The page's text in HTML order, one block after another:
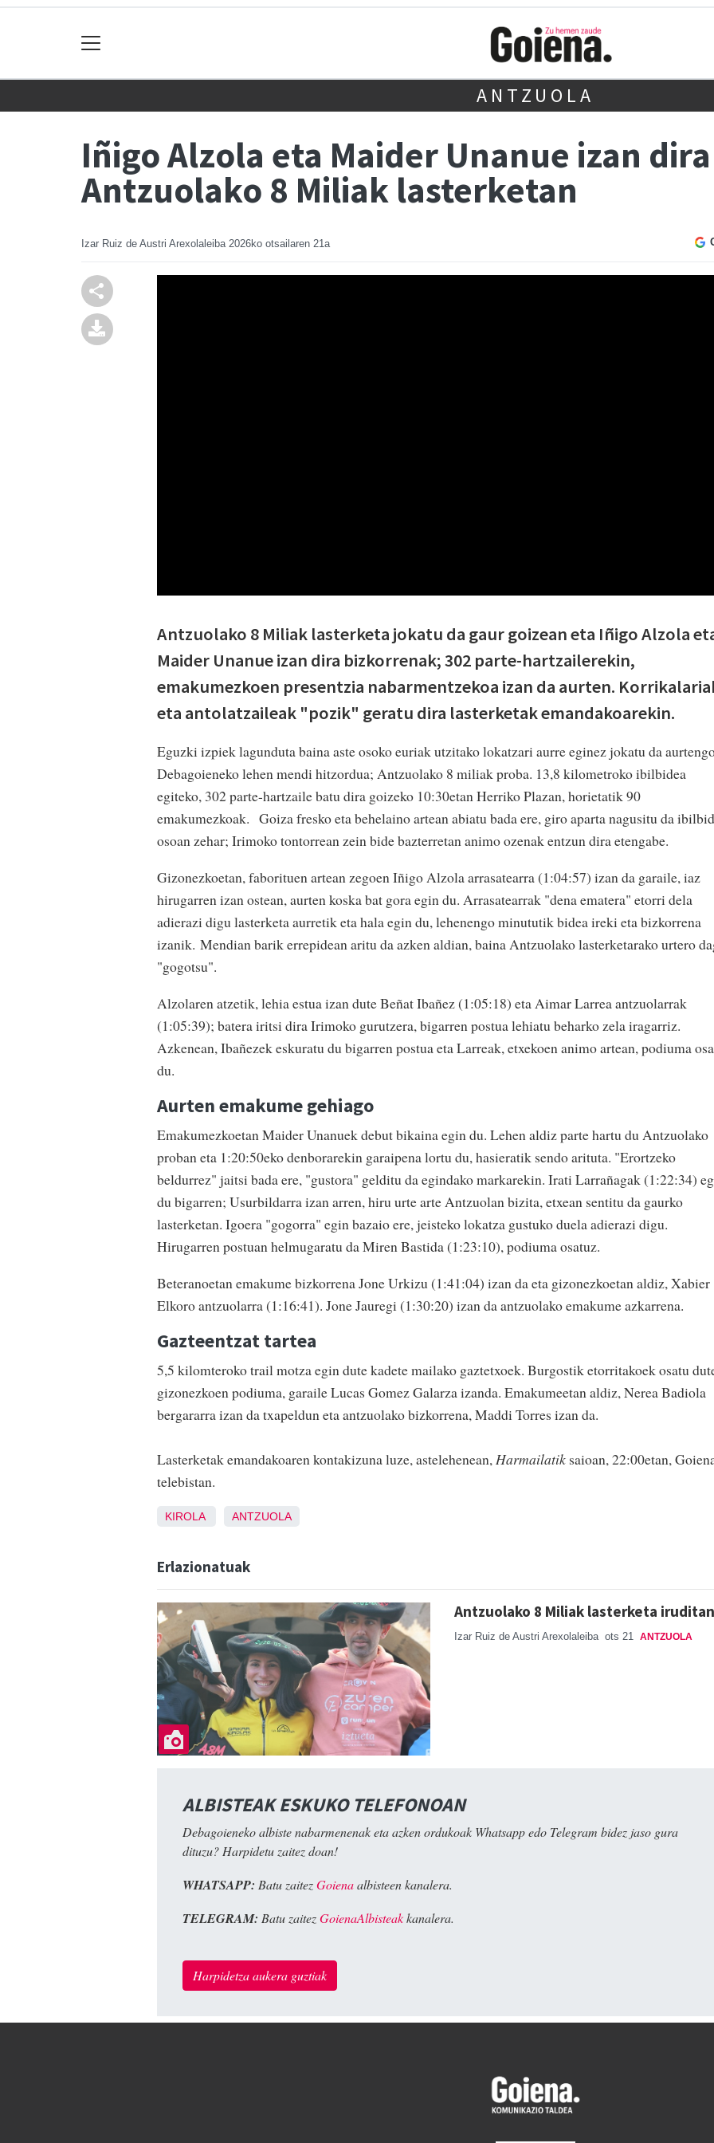
ANTZUOLA
Iñigo Alzola eta Maider Unanue izan
Antzuolako 8 Miliak lasterketan
Izar Ruiz de Austri Arexolaleiba 2026ko otsailaren 21a
Antzuolako 8 Miliak lasterketa jokatu da gaur goizean eta Iñigo Alzola
Maider Unanue izan dira bizkorrenak; 302 parte-hartzailerekin,
emakumezkoen presentzia nabarmentzekoa izan da aurten.
eta antolatzaileak "pozik" geratu dira lasterketak emandakoarekin.
Eguzki izpiek lagunduta baina aste osoko euriak utzitako lokatzari aurre eginez jokatu da
Debagoieneko lehen mendi hitzordua; Antzuolako 8 miliak proba. 13,8 kilometroko ibilbidea
egiteko, 302 parte-hartzaile batu dira goizeko 10:30etan Herriko Plazan, horietatik 90
emakumezkoak. Goiza fresko eta behelaino artean abiatu bada ere, giro aparta nagusitu da
osoan zehar; Irimoko tontorrean zein bide bazterretan animo ozenak entzun dira etengabe.
Gizonezkoetan, faborituen artean zegoen Iñigo Alzola arrasatearra (1:04:57) izan da garaile, iaz
hirugarren izan ostean, aurten koska bat gora egin du. Arrasatearrak "dena ematera" etorri dela
adierazi digu lasterketa aurretik eta hala egin du, lehenengo minututik bidea ireki eta bizkorrena
izanik. Mendian barik errepidean aritu da azken aldian, baina Antzuolako lasterketarako urtero
"gogotsu".
Alzolaren atzetik, lehia estua izan dute Beñat Ibañez (1:05:18) eta Aimar Larrea antzuolarrak
(1:05:39); batera iritsi dira Irimoko gurutzera, bigarren postua lehiatu beharko zela iragarriz.
Azkenean, Ibañezek eskuratu du bigarren postua eta Larreak, etxekoen animo artean, podiuma
du.
Aurten emakume gehiago
Emakumezkoetan Maider Unanuek debut bikaina egin du. Lehen aldiz parte hartu du Antzuolako
proban eta 1:20:50eko denborarekin garaipena lortu du, hasieratik sendo arituta. "Erortzeko
beldurrez" jaitsi bada ere, "gustora" gelditu da egindako markarekin. Irati Larrañagak (1:22:34)
du bigarren; Usurbildarra izan arren, hiru urte arte Antzuolan bizita, etxean sentitu da gaurko
lasterketan. Igoera "gogorra" egin bazaio ere, jeisteko lokatza gustuko duela adierazi digu.
Hirugarren postuan helmugaratu da Miren Bastida (1:23:10), podiuma osatuz.
Beteranoetan emakume bizkorrena Jone Urkizu (1:41:04) izan da eta gizonezkoetan aldiz, Xabier
Elkoro antzuolarra (1:16:41). Jone Jauregi (1:30:20) izan da antzuolako emakume azkarrena.
Gazteentzat tartea
5,5 kilomteroko trail motza egin dute kadete mailako gaztetxoek. Burgostik etorritakoek osatu
gizonezkoen podiuma, garaile Lucas Gomez Galarza izanda. Emakumeetan aldiz, Nerea Badiola
bergararra izan da txapeldun eta antzuolako bizkorrena, Maddi Torres izan da.
Lasterketak emandakoaren kontakizuna luze, astelehenean,Harmailatik saioan, 22:00etan,
telebistan.
KIROLA ANTZUOLA
Erlazionatuak
Antzuolako 8 Miliak lasterketa iruditan
Izar Ruiz de Austri Arexolaleiba ots 21 ANTZUOLA
ALBISTEAK ESKUKO TELEFONOAN
Debagoieneko albiste nabarmenenak eta azken ordukoak Whatsapp edo Telegram bidez jaso gura
dituzu? Harpidetu zaitez doan!
WHATSAPP: Batu zaitezGoienaalbisteen kanalera.
TELEGRAM: Batu zaitezGoienaAlbisteakkanalera.
Harpidetza aukera guztiak